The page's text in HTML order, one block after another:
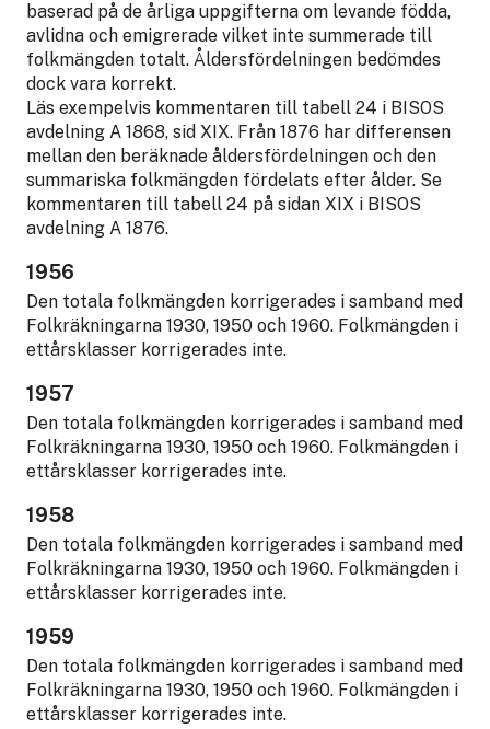
baserad på de årliga uppgifterna om levande födda,
avlidna och emigrerade vilket inte summerade till
folkmängden totalt. Åldersfördelningen bedömdes
dock vara korrekt.
Läs exempelvis kommentaren till tabell 24 i BISOS
avdelning A 1868, sid XIX. Från 1876 har differensen
mellan den beräknade åldersfördelningen och den
summariska folkmängden fördelats efter ålder. Se
kommentaren till tabell 24 på sidan XIX i BISOS
avdelning A 1876.
1956
Den totala folkmängden korrigerades i samband med
Folkräkningarna 1930, 1950 och 1960. Folkmängden i
ettårsklasser korrigerades inte.
1957
Den totala folkmängden korrigerades i samband med
Folkräkningarna 1930, 1950 och 1960. Folkmängden i
ettårsklasser korrigerades inte.
1958
Den totala folkmängden korrigerades i samband med
Folkräkningarna 1930, 1950 och 1960. Folkmängden i
ettårsklasser korrigerades inte.
1959
Den totala folkmängden korrigerades i samband med
Folkräkningarna 1930, 1950 och 1960. Folkmängden i
ettårsklasser korrigerades inte.